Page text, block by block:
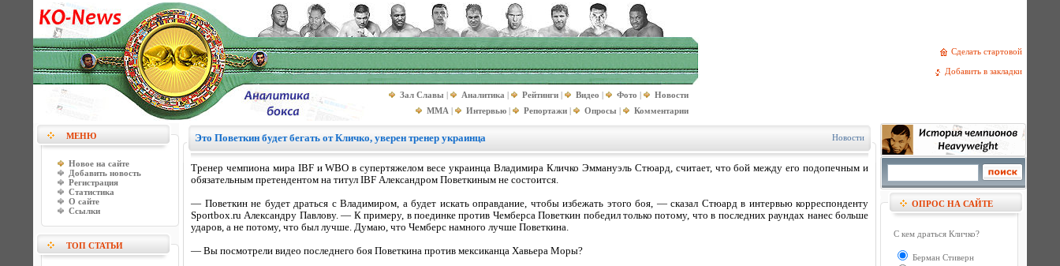
Сделать стартовой
Добавить в закладки
Зал Славы | Аналитика | Рейтинги | Видео | Фото |
Новости
MMA | Интервью | Репортажи | Опросы | Комментарии
МЕНЮ
Новое на сайте
Добавить новость
Регистрация
Статистика
О сайте
Ссылки
ТОП СТАТЬИ
Это Поветкин будет бегать от Кличко, уверен тренер украинца Новости
Тренер чемпиона мира IBF и WBO в супертяжелом весе украинца Владимира Кличко Эммануэль Стюард, считает, что бой между его подопечным и
обязательным претендентом на титул IBF Александром Поветкиным не состоится.
— Поветкин не будет драться с Владимиром, а будет искать оправдание, чтобы избежать этого боя, — сказал Стюард в интервью корреспонденту
Sportbox.ru Александру Павлову. — К примеру, в поединке против Чемберса Поветкин победил только потому, что в последних раундах нанес больше
ударов, а не потому, что был лучше. Думаю, что Чемберс намного лучше Поветкина.
— Вы посмотрели видео последнего боя Поветкина против мексиканца Хавьера Моры?
ОПРОС НА САЙТЕ
С кем драться Кличко?
Берман Стиверн